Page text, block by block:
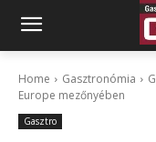
Home Gasztronómia
Europe mezőnyében
Gasztro